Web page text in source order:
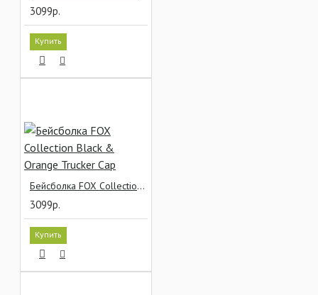
3099р.
Купить
Бейсболка FOX Collection Black & Orange Trucker Cap
3099р.
Купить